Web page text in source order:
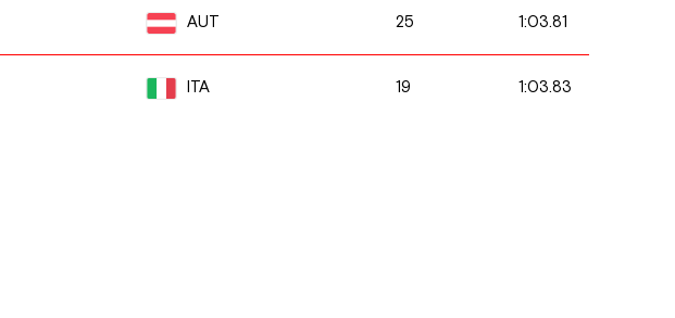
AUT 25 1:03.81
ITA 19 1:03.83